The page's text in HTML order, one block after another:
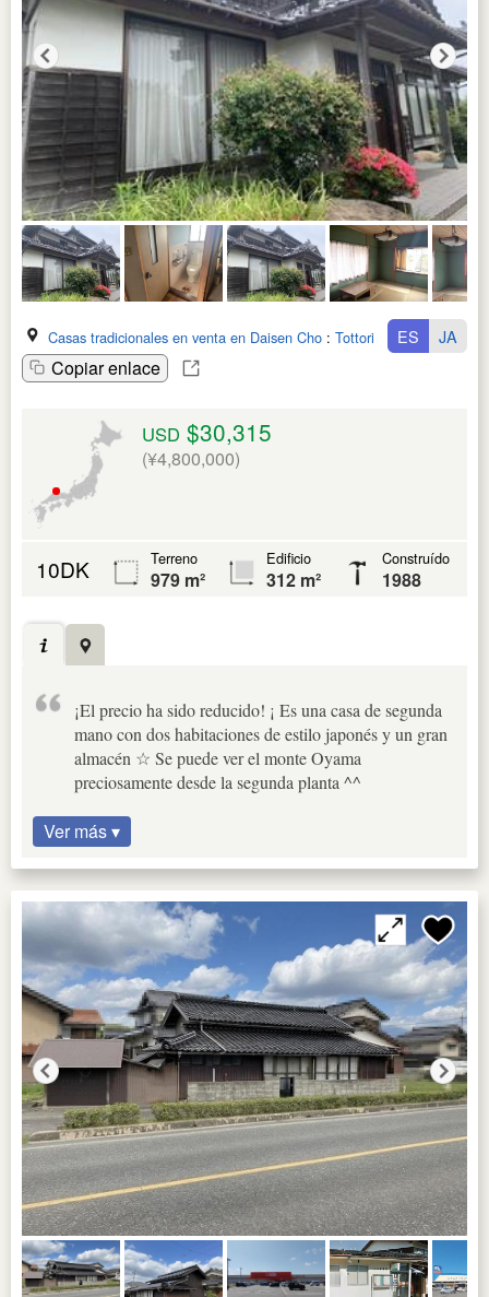
Casas tradicionales en venta en Daisen Cho : Tottori Ken
Copiar enlace
ES JA
USD $30,315
(¥4,800,000)
10DK Terreno
979 m²
Edificio
312 m²
Construído
1988
¡El precio ha sido reducido! ¡ Es una casa de segunda
mano con dos habitaciones de estilo japonés y un gran
almacén ☆ Se puede ver el monte Oyama
preciosamente desde la segunda planta ^^
Ver más ▾